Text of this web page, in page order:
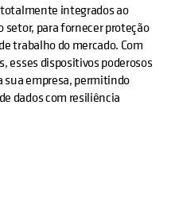
integrados ao
para fornecer proteção
trabalho do mercado. Com
esses dispositivos poderosos
sua empresa, permitindo
dados com resiliência